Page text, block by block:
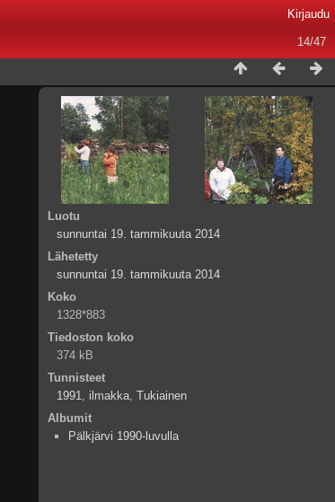
Kirjaudu
14/47
Luotu
sunnuntai 19. tammikuuta 2014
Lähetetty
sunnuntai 19. tammikuuta 2014
Koko
1328*883
Tiedoston koko
374 kB
Tunnisteet
1991, ilmakka, Tukiainen
Albumit
Pälkjärvi 1990-luvulla